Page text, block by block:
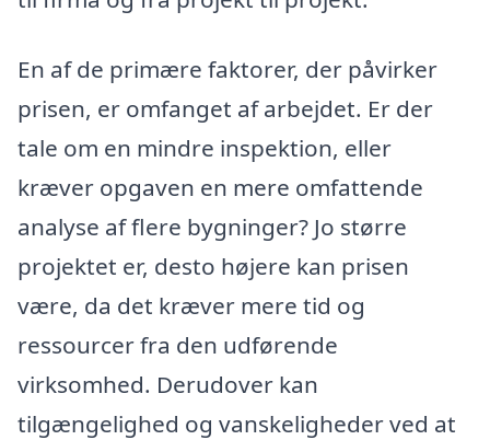
En af de primære faktorer, der påvirker
prisen, er omfanget af arbejdet. Er der
tale om en mindre inspektion, eller
kræver opgaven en mere omfattende
analyse af flere bygninger? Jo større
projektet er, desto højere kan prisen
være, da det kræver mere tid og
ressourcer fra den udførende
virksomhed. Derudover kan
tilgængelighed og vanskeligheder ved at